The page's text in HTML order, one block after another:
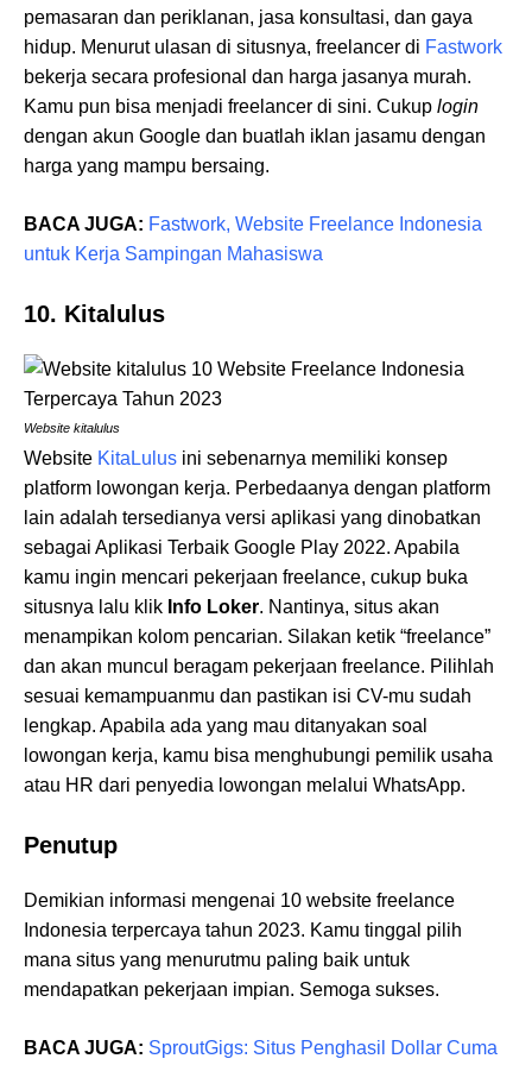
pemasaran dan periklanan, jasa konsultasi, dan gaya
hidup. Menurut ulasan di situsnya, freelancer di Fastwork
bekerja secara profesional dan harga jasanya murah.
Kamu pun bisa menjadi freelancer di sini. Cukup login
dengan akun Google dan buatlah iklan jasamu dengan
harga yang mampu bersaing.
BACA JUGA: Fastwork, Website Freelance Indonesia
untuk Kerja Sampingan Mahasiswa
10. Kitalulus
Website kitalulus
Website KitaLulus ini sebenarnya memiliki konsep
platform lowongan kerja. Perbedaanya dengan platform
lain adalah tersedianya versi aplikasi yang dinobatkan
sebagai Aplikasi Terbaik Google Play 2022. Apabila
kamu ingin mencari pekerjaan freelance, cukup buka
situsnya lalu klik Info Loker. Nantinya, situs akan
menampikan kolom pencarian. Silakan ketik “freelance”
dan akan muncul beragam pekerjaan freelance. Pilihlah
sesuai kemampuanmu dan pastikan isi CV-mu sudah
lengkap. Apabila ada yang mau ditanyakan soal
lowongan kerja, kamu bisa menghubungi pemilik usaha
atau HR dari penyedia lowongan melalui WhatsApp.
Penutup
Demikian informasi mengenai 10 website freelance
Indonesia terpercaya tahun 2023. Kamu tinggal pilih
mana situs yang menurutmu paling baik untuk
mendapatkan pekerjaan impian. Semoga sukses.
BACA JUGA: SproutGigs: Situs Penghasil Dollar Cuma